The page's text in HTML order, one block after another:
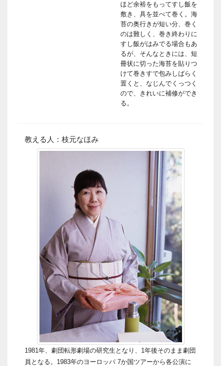
ほど余裕をもってすし飯を
敷き、具を並べて巻く。海
苔の奥行きが短い分、巻く
のは難しく、巻き終わりに
すし飯がはみでる場合もあ
るが、そんなときには、短
冊状に切った海苔を貼りつ
けて巻きすで包みしばらく
置くと、なじんでくっつく
ので、きれいに補修ができ
る。
教える人：枝元なほみ
1981年、劇団転形劇場の研究生となり、1年後そのまま劇団
員となる。1983年のヨーロッパ 7か国ツアーから各公演に